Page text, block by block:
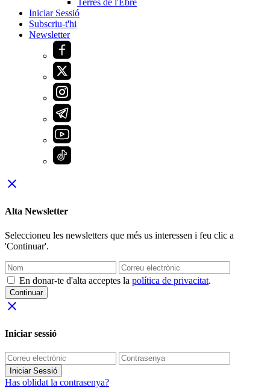
Terres de l'Ebre
Iniciar Sessió
Subscriu-t'hi
Newsletter
close
Alta Newsletter
Seleccioneu les newsletters que més us interessen i feu clic a
'Continuar'.
En donar-te d'alta acceptes la política de privacitat.
Continuar
close
Iniciar sessió
Iniciar Sessió
Has oblidat la contrasenya?